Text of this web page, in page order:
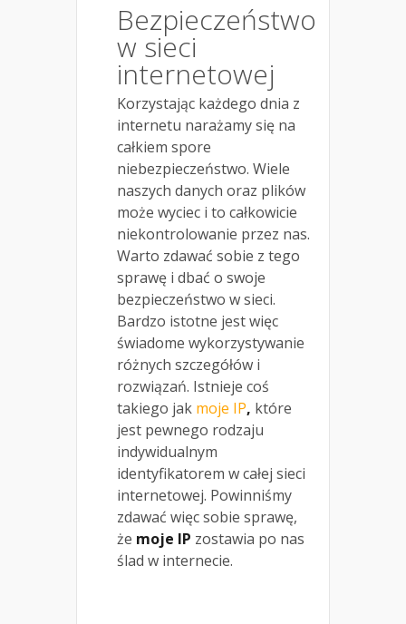
Bezpieczeństwo
w sieci
internetowej
Korzystając każdego dnia z
internetu narażamy się na
całkiem spore
niebezpieczeństwo. Wiele
naszych danych oraz plików
może wyciec i to całkowicie
niekontrolowanie przez nas.
Warto zdawać sobie z tego
sprawę i dbać o swoje
bezpieczeństwo w sieci.
Bardzo istotne jest więc
świadome wykorzystywanie
różnych szczegółów i
rozwiązań. Istnieje coś
takiego jak moje IP, które
jest pewnego rodzaju
indywidualnym
identyfikatorem w całej sieci
internetowej. Powinniśmy
zdawać więc sobie sprawę,
że moje IP zostawia po nas
ślad w internecie.